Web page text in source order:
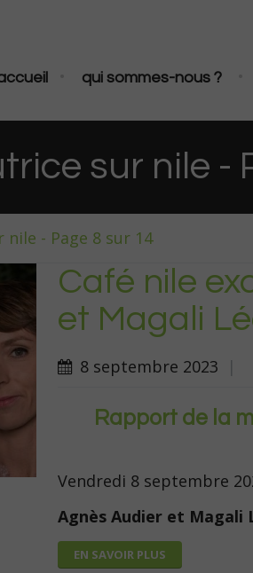
qui sommes-nous ?
sur nile -
- Page 8 sur 14
Café nile
et Magali
8 septembre 2023 |
Rapport de la
Vendredi 8 septembre
Agnès Audier et Magali
EN SAVOIR PLUS